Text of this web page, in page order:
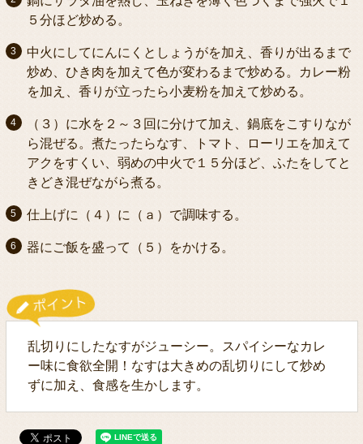
５分ほど炒める。
中火にしてにんにくとしょうがを加え、香りが出るまで
炒め、ひき肉を加えて色が変わるまで炒める。カレー粉
を加え、香りが立ったら小麦粉を加えて炒める。
（３）に水を２～３回に分けて加え、鍋底をこすりなが
ら混ぜる。煮たったらなす、トマト、ローリエを加えて
アクをすくい、弱めの中火で１５分ほど、ふたをしてと
きどき混ぜながら煮る。
仕上げに（４）に（ａ）で調味する。
器にご飯を盛って（５）をかける。
乱切りにしたなすがジューシー。スパイシーなカレ
ー味に食欲全開！なすは大きめの乱切りにして炒め
ずに加え、食感を生かします。